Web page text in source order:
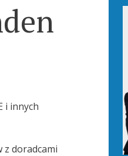
i innych
z doradcami